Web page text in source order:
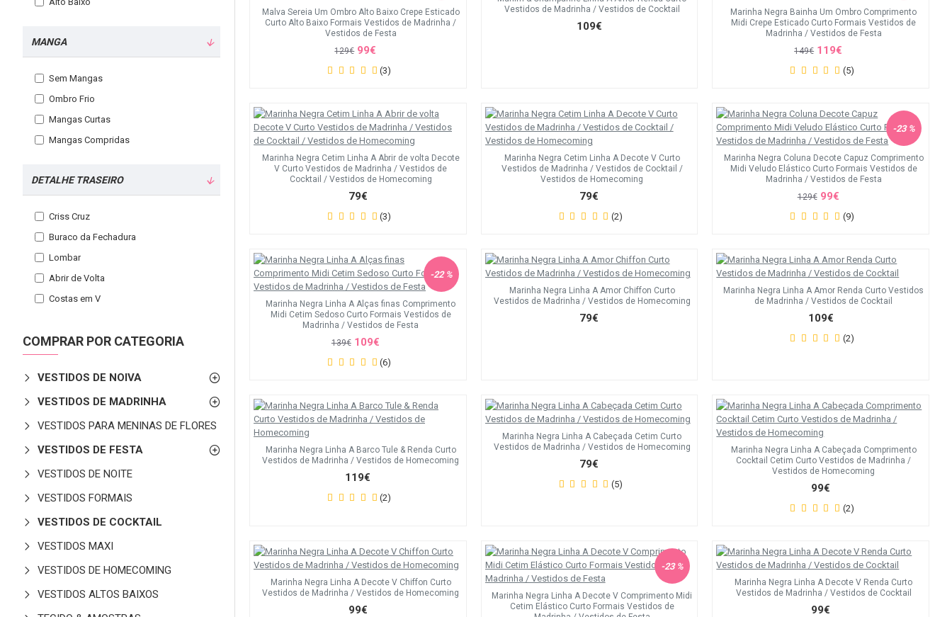
MANGA
Sem Mangas
Ombro Frio
Mangas Curtas
Mangas Compridas
DETALHE TRASEIRO
Criss Cruz
Buraco da Fechadura
Lombar
Abrir de Volta
Costas em V
COMPRAR POR CATEGORIA
VESTIDOS DE NOIVA
VESTIDOS DE MADRINHA
VESTIDOS PARA MENINAS DE FLORES
VESTIDOS DE FESTA
VESTIDOS DE NOITE
VESTIDOS FORMAIS
VESTIDOS DE COCKTAIL
VESTIDOS MAXI
VESTIDOS DE HOMECOMING
VESTIDOS ALTOS BAIXOS
Malva Sereia Um Ombro Alto Baixo Crepe Esticado
Curto Alto Baixo Formais Vestidos de Madrinha /
Vestidos de Festa
129€ 99€
(3)
Vestidos de Madrinha / Vestidos de Cocktail
109€
Marinha Negra Bainha Um Ombro Comprimento
Midi Crepe Esticado Curto Formais Vestidos de
Madrinha / Vestidos de Festa
149€ 119€
(5)
Marinha Negra Cetim Linha A Abrir de volta Decote
V Curto Vestidos de Madrinha / Vestidos de
Cocktail / Vestidos de Homecoming
79€
(3)
Marinha Negra Cetim Linha A Decote V Curto
Vestidos de Madrinha / Vestidos de Cocktail /
Vestidos de Homecoming
79€
(2)
-23 %
Marinha Negra Coluna Decote Capuz Comprimento
Midi Veludo Elástico Curto Formais Vestidos de
Madrinha / Vestidos de Festa
129€ 99€
(9)
-22 %
Marinha Negra Linha A Alças finas Comprimento
Midi Cetim Sedoso Curto Formais Vestidos de
Madrinha / Vestidos de Festa
139€ 109€
(6)
Marinha Negra Linha A Amor Chiffon Curto
Vestidos de Madrinha / Vestidos de Homecoming
79€
Marinha Negra Linha A Amor Renda Curto Vestidos
de Madrinha / Vestidos de Cocktail
109€
(2)
Marinha Negra Linha A Barco Tule & Renda Curto
Vestidos de Madrinha / Vestidos de Homecoming
119€
(2)
Marinha Negra Linha A Cabeçada Cetim Curto
Vestidos de Madrinha / Vestidos de Homecoming
79€
(5)
Marinha Negra Linha A Cabeçada Comprimento
Cocktail Cetim Curto Vestidos de Madrinha /
Vestidos de Homecoming
99€
(2)
Marinha Negra Linha A Decote V Chiffon Curto
Vestidos de Madrinha / Vestidos de Homecoming
99€
-23 %
Marinha Negra Linha A Decote V Comprimento Midi
Cetim Elástico Curto Formais Vestidos de
Marinha Negra Linha A Decote V Renda Curto
Vestidos de Madrinha / Vestidos de Cocktail
99€